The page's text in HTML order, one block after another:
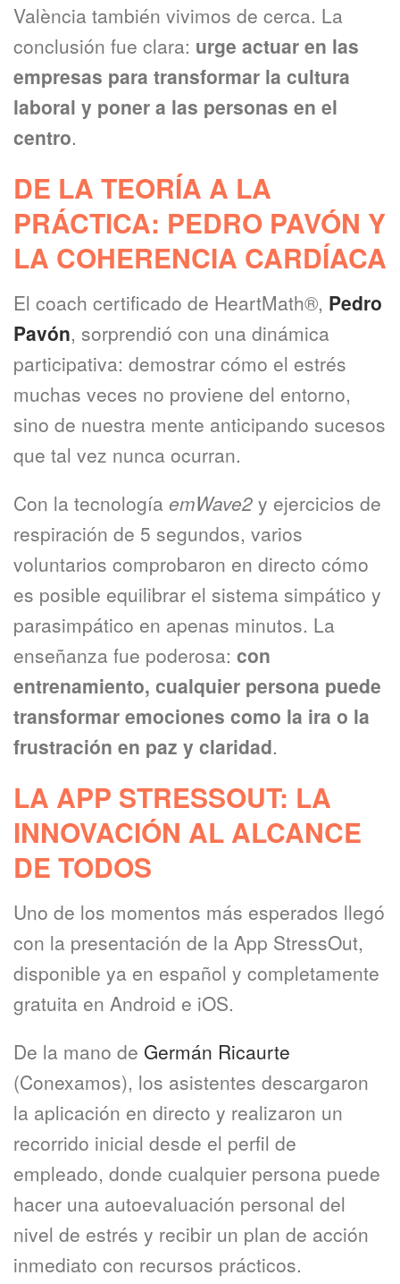
València también vivimos de cerca. La
conclusión fue clara: urge actuar en las
empresas para transformar la cultura
laboral y poner a las personas en el
centro.
DE LA TEORÍA A LA
PRÁCTICA: PEDRO PAVÓN Y
LA COHERENCIA CARDÍACA
El coach certificado de HeartMath®, Pedro
Pavón, sorprendió con una dinámica
participativa: demostrar cómo el estrés
muchas veces no proviene del entorno,
sino de nuestra mente anticipando sucesos
que tal vez nunca ocurran.
Con la tecnología emWave2 y ejercicios de
respiración de 5 segundos, varios
voluntarios comprobaron en directo cómo
es posible equilibrar el sistema simpático y
parasimpático en apenas minutos. La
enseñanza fue poderosa: con
entrenamiento, cualquier persona puede
transformar emociones como la ira o la
frustración en paz y claridad.
LA APP STRESSOUT: LA
INNOVACIÓN AL ALCANCE
DE TODOS
Uno de los momentos más esperados llegó
con la presentación de la App StressOut,
disponible ya en español y completamente
gratuita en Android e iOS.
De la mano de Germán Ricaurte
(Conexamos), los asistentes descargaron
la aplicación en directo y realizaron un
recorrido inicial desde el perfil de
empleado, donde cualquier persona puede
hacer una autoevaluación personal del
nivel de estrés y recibir un plan de acción
inmediato con recursos prácticos.